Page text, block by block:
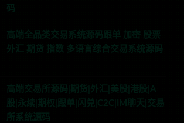
码
高端全品类交易系统源码跟单 加密 股票
外汇 期货 指数 多语言综合交易系统源码
高端交易所源码|期货|外汇|美股|港股|A
股|永续|期权|跟单|闪兑|C2C|IM聊天|交易
所系统源码